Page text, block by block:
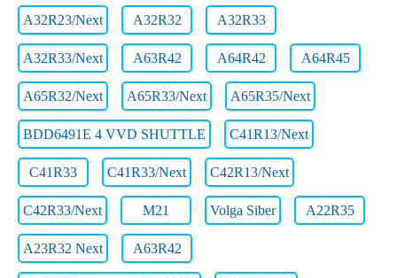
A32R23/Next A32R32 A32R33
A32R33/Next A63R42 A64R42 A64R45
A65R32/Next A65R33/Next A65R35/Next
BDD6491E 4 VVD SHUTTLE C41R13/Next
C41R33 C41R33/Next C42R13/Next
C42R33/Next M21 Volga Siber А22R35
А23R32 Next А63R42